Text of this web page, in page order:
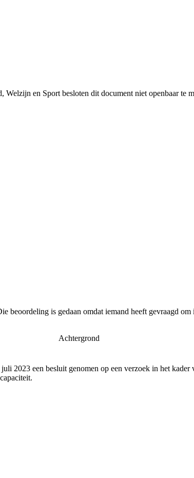
en Sport besloten dit document niet openbaar te
beoordeling is gedaan omdat iemand heeft gevraagd
Achtergrond
2023 een besluit genomen op een verzoek in het